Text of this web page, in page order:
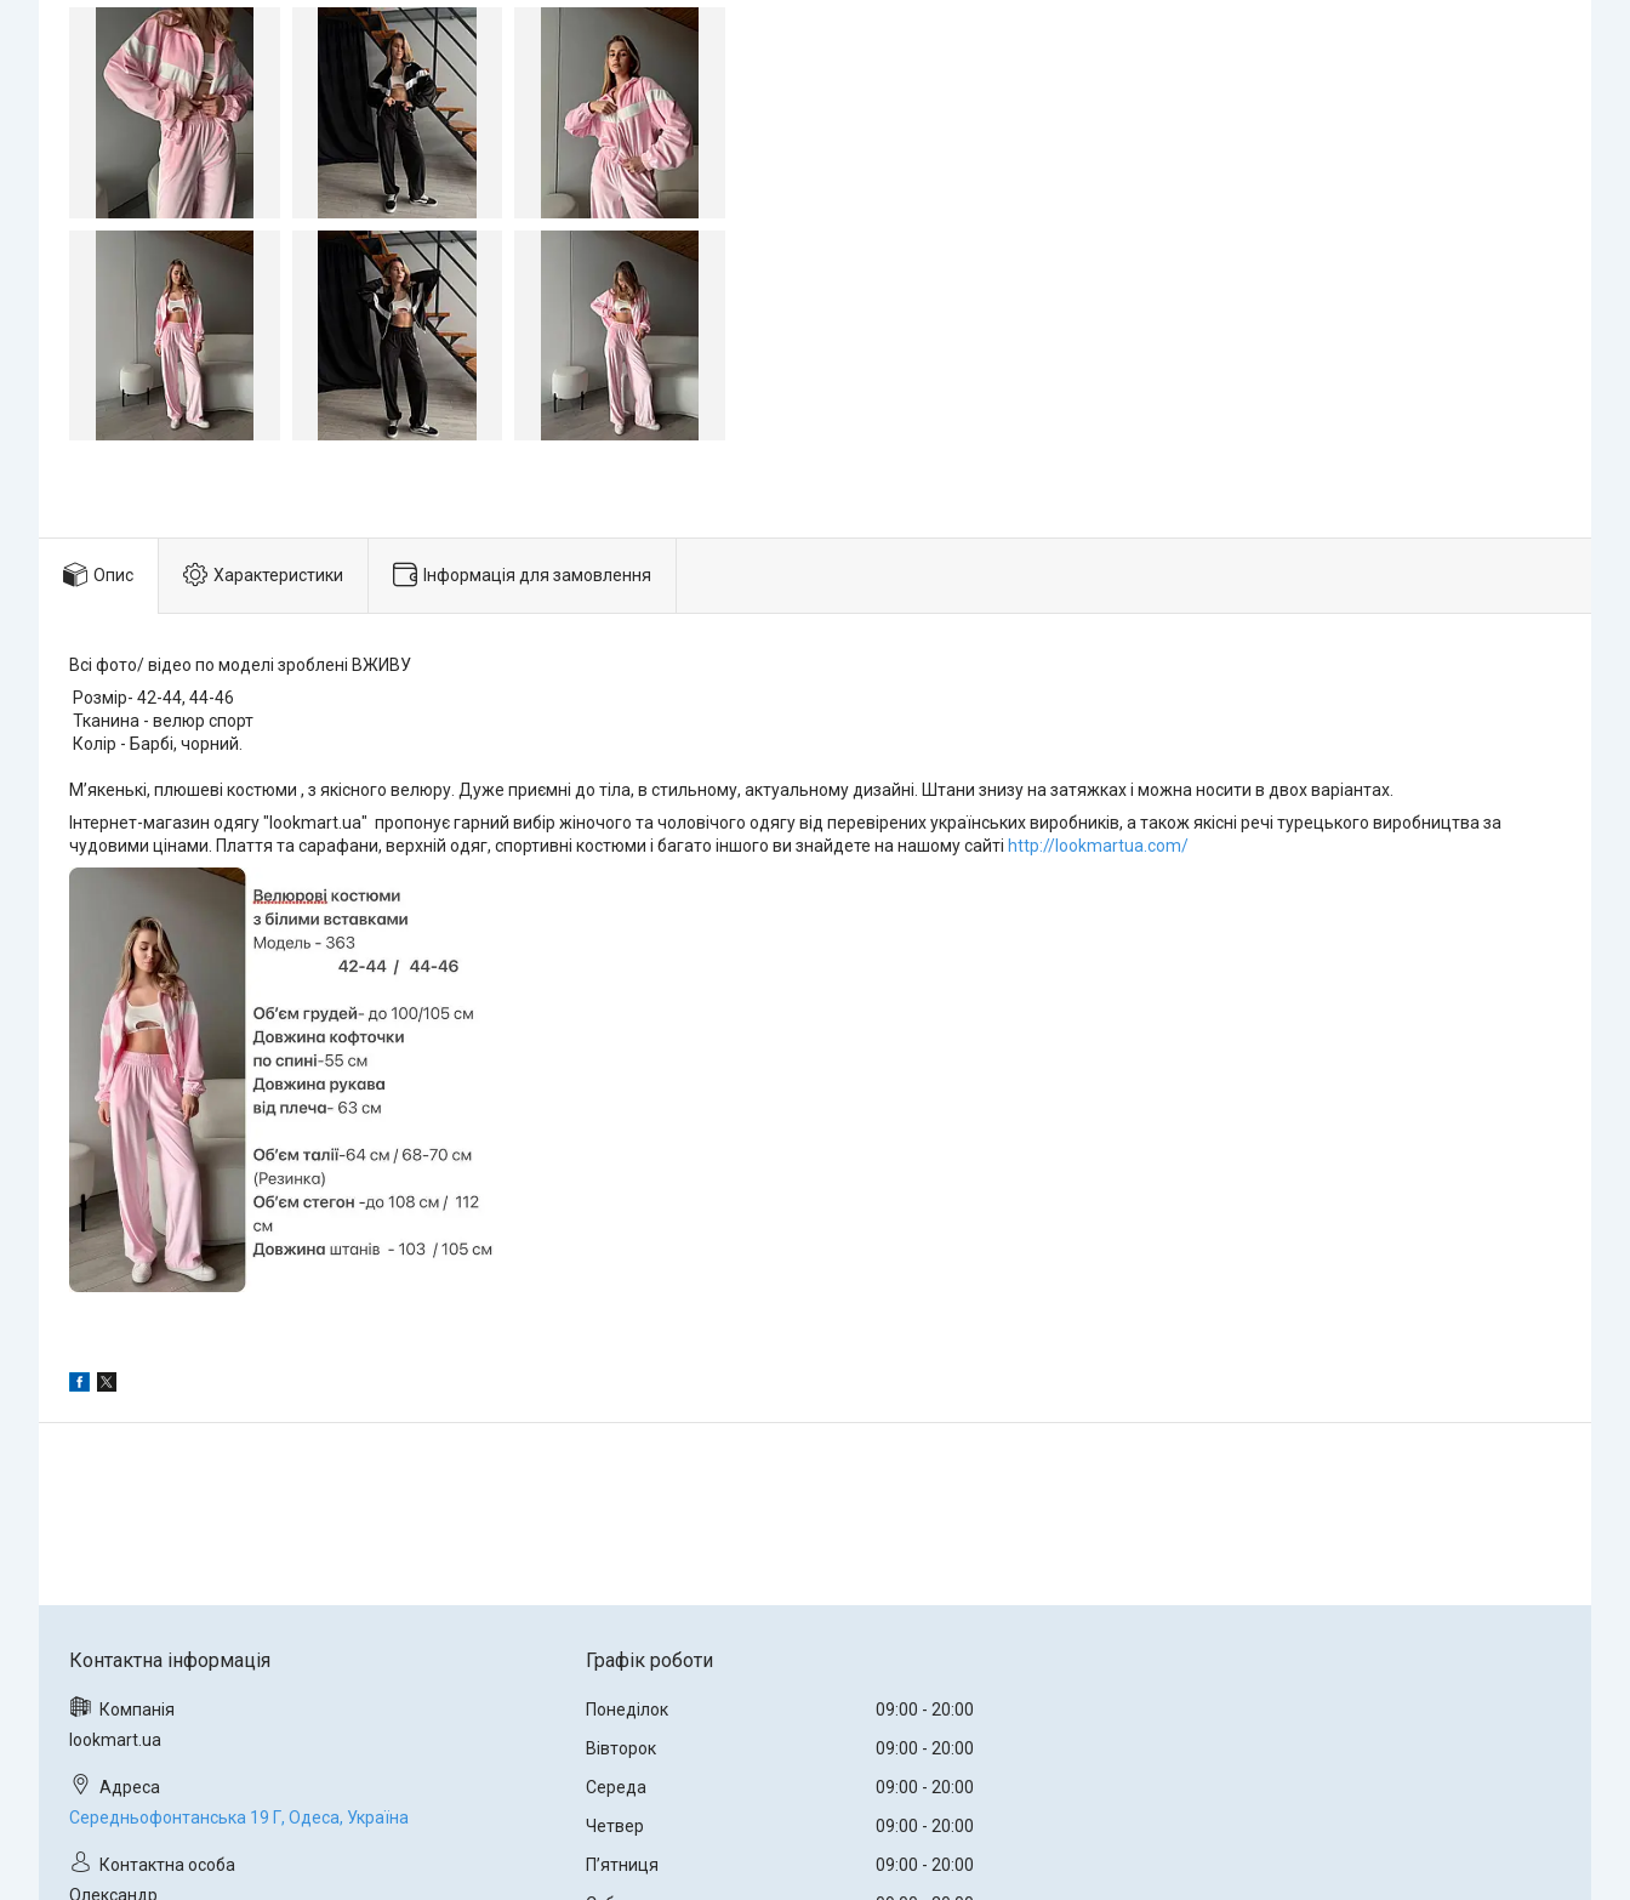
Опис Характеристики Інформація для замовлення
Всі фото/ відео по моделі зроблені ВЖИВУ
Розмір- 42-44, 44-46
Тканина - велюр спорт
Колір - Барбі, чорний.
Мʼякенькі, плюшеві костюми , з якісного велюру. Дуже приємні до тіла, в стильному, актуальному дизайні. Штани знизу на затяжках і можна носити в двох варіантах.
Інтернет-магазин одягу "lookmart.ua" пропонує гарний вибір жіночого та чоловічого одягу від перевірених українських виробників, а також якісні речі турецького виробництва за
чудовими цінами. Плаття та сарафани, верхній одяг, спортивні костюми і багато іншого ви знайдете на нашому сайті http://lookmartua.com/
lookmart.ua
Середньофонтанська 19 Г, Одеса, Україна
Олександр
Графік роботи
Понеділок 09:00
20:00
Вівторок
09:00
20:00
Середа
09:00
20:00
Четвер
09:00
20:00
Пʼятниця
09:00
20:00